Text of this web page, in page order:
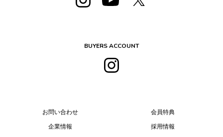
BUYERS ACCOUNT
お問い合わせ
企業情報
会員特典
採用情報